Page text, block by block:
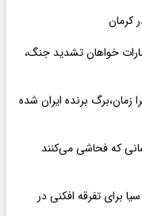
خواهان تشدید جنگ،
برنده ایران شده
که فحاشی می‌کنند
برای تفرقه افکنی در